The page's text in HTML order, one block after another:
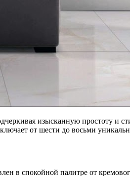
изысканную простоту и
от шести до восьми
в спокойной палитре от